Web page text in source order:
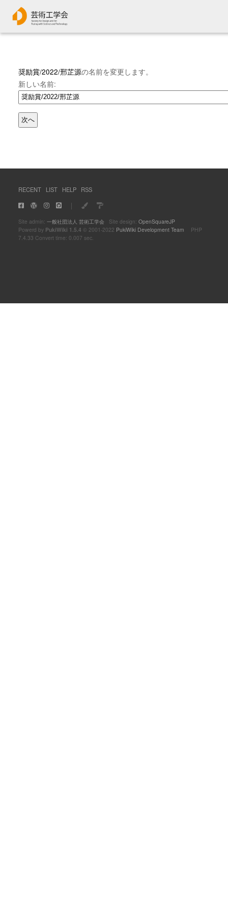
奨励賞/2022/邢芷源の名前を変更します。
新しい名前:
RECENT LIST HELP RSS
｜
Site admin: 一般社団法人 芸術工学会Site design: OpenSquareJP
Powerd by PukiWiki 1.5.4 © 2001-2022 PukiWiki Development Team PHP
7.4.33 Convert time: 0.007 sec.